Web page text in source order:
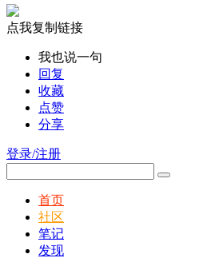
点我复制链接
我也说一句
回复
收藏
点赞
分享
登录/注册
首页
社区
笔记
发现